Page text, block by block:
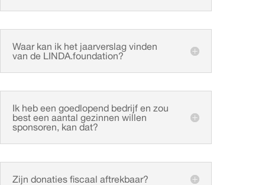
Waar kan ik het jaarverslag vinden
van de LINDA.foundation?
Ik heb een goedlopend bedrijf en zou
best een aantal gezinnen willen
sponsoren, kan dat?
Zijn donaties fiscaal aftrekbaar?